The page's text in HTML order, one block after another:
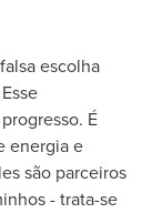
escolha
É
energia e
são parceiros
- trata-se